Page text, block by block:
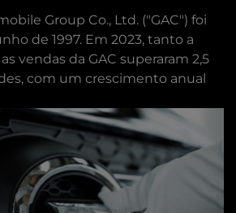
Group Co., Ltd. ("GAC") foi
de 1997. Em 2023, tanto a
vendas da GAC superaram 2,5
com um crescimento anual